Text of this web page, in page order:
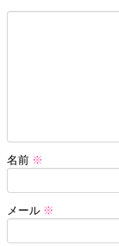
名前 ※
メール ※